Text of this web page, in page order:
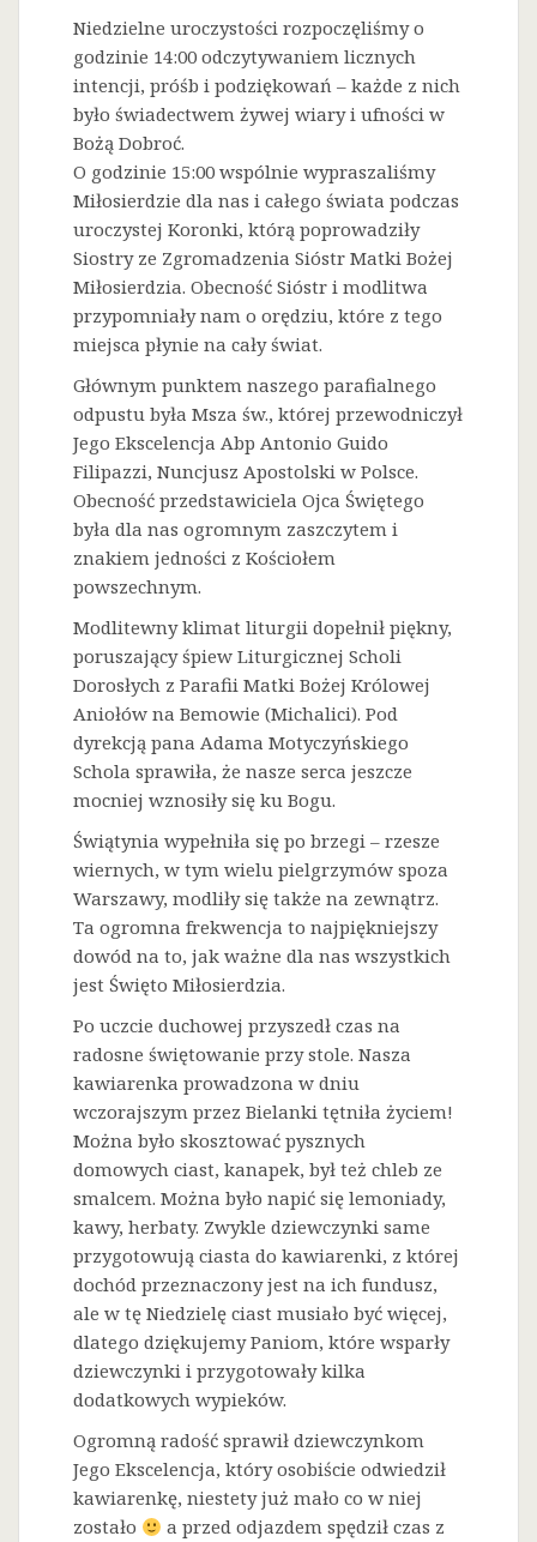
Niedzielne uroczystości rozpoczęliśmy o
godzinie 14:00 odczytywaniem licznych
intencji, próśb i podziękowań – każde z nich
było świadectwem żywej wiary i ufności w
Bożą Dobroć.
O godzinie 15:00 wspólnie wypraszaliśmy
Miłosierdzie dla nas i całego świata podczas
uroczystej Koronki, którą poprowadziły
Siostry ze Zgromadzenia Sióstr Matki Bożej
Miłosierdzia. Obecność Sióstr i modlitwa
przypomniały nam o orędziu, które z tego
miejsca płynie na cały świat.
Głównym punktem naszego parafialnego
odpustu była Msza św., której przewodniczył
Jego Ekscelencja Abp Antonio Guido
Filipazzi, Nuncjusz Apostolski w Polsce.
Obecność przedstawiciela Ojca Świętego
była dla nas ogromnym zaszczytem i
znakiem jedności z Kościołem
powszechnym.
Modlitewny klimat liturgii dopełnił piękny,
poruszający śpiew Liturgicznej Scholi
Dorosłych z Parafii Matki Bożej Królowej
Aniołów na Bemowie (Michalici). Pod
dyrekcją pana Adama Motyczyńskiego
Schola sprawiła, że nasze serca jeszcze
mocniej wznosiły się ku Bogu.
Świątynia wypełniła się po brzegi – rzesze
wiernych, w tym wielu pielgrzymów spoza
Warszawy, modliły się także na zewnątrz.
Ta ogromna frekwencja to najpiękniejszy
dowód na to, jak ważne dla nas wszystkich
jest Święto Miłosierdzia.
Po uczcie duchowej przyszedł czas na
radosne świętowanie przy stole. Nasza
kawiarenka prowadzona w dniu
wczorajszym przez Bielanki tętniła życiem!
Można było skosztować pysznych
domowych ciast, kanapek, był też chleb ze
smalcem. Można było napić się lemoniady,
kawy, herbaty. Zwykle dziewczynki same
przygotowują ciasta do kawiarenki, z której
dochód przeznaczony jest na ich fundusz,
ale w tę Niedzielę ciast musiało być więcej,
dlatego dziękujemy Paniom, które wsparły
dziewczynki i przygotowały kilka
dodatkowych wypieków.
Ogromną radość sprawił dziewczynkom
Jego Ekscelencja, który osobiście odwiedził
kawiarenkę, niestety już mało co w niej
zostało
a przed odjazdem spędził czas z